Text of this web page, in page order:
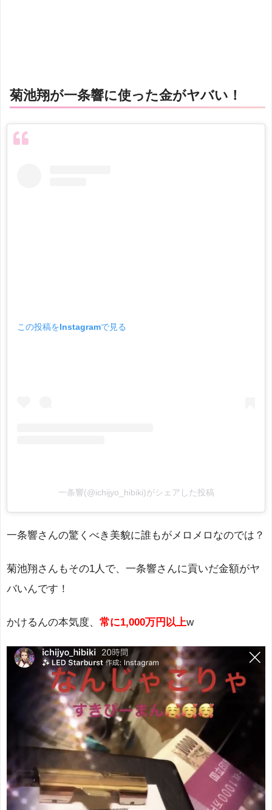
菊池翔が一条響に使った金がヤバい！
この投稿をInstagramで見る
一条響(@ichijyo_hibiki)がシェアした投稿
一条響さんの驚くべき美貌に誰もがメロメロなのでは？
菊池翔さんもその1人で、一条響さんに貢いだ金額がヤ
バいんです！
かけるんの本気度、 常に1,000万円以上w